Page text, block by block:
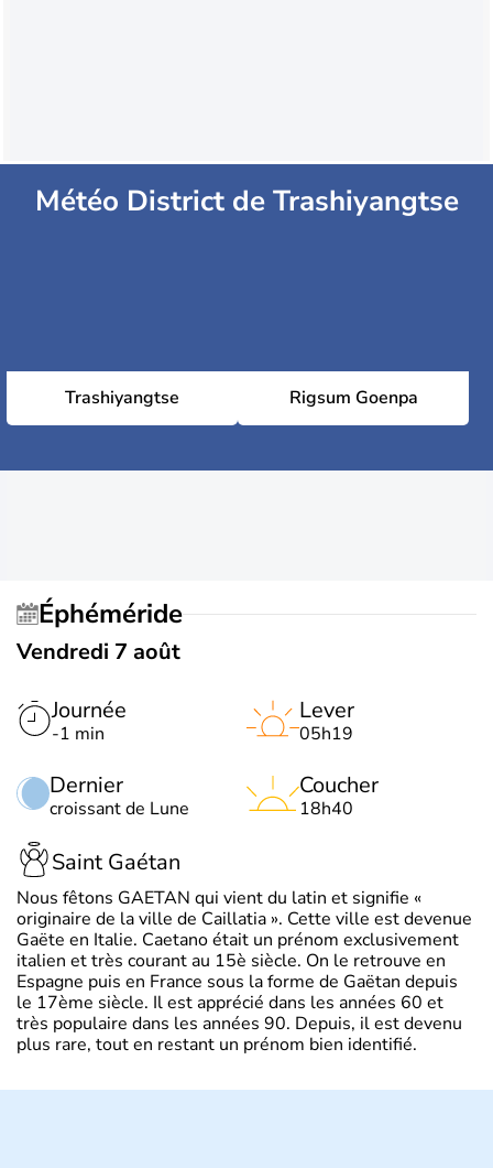
Météo District de Trashiyangtse
Trashiyangtse Rigsum Goenpa
Éphéméride
Vendredi 7 août
Journée
-1 min
Dernier
croissant de Lune
Lever
05h19
Coucher
18h40
Saint Gaétan
Nous fêtons GAETAN qui vient du latin et signifie «
originaire de la ville de Caillatia ». Cette ville est devenue
Gaëte en Italie. Caetano était un prénom exclusivement
italien et très courant au 15è siècle. On le retrouve en
Espagne puis en France sous la forme de Gaëtan depuis
le 17ème siècle. Il est apprécié dans les années 60 et
très populaire dans les années 90. Depuis, il est devenu
plus rare, tout en restant un prénom bien identifié.